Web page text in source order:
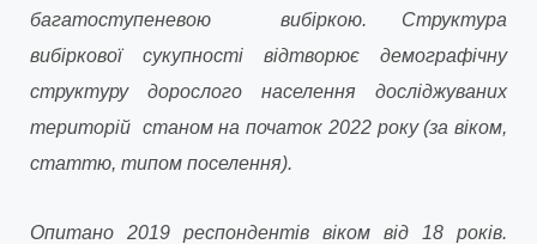
багатоступеневою вибіркою. Структура
вибіркової сукупності відтворює демографічну
структуру дорослого населення досліджуваних
територій станом на початок 2022 року (за віком,
статтю, типом поселення).
Опитано 2019 респондентів віком від 18 років.